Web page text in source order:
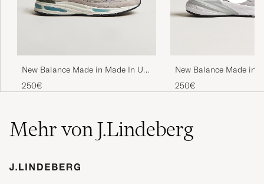
New Balance Made in Made In UK
991 Sneakers Grey
250€
New Balance Made in
USA 990v6 Sneakers
250€
Mehr von J.Lindeberg